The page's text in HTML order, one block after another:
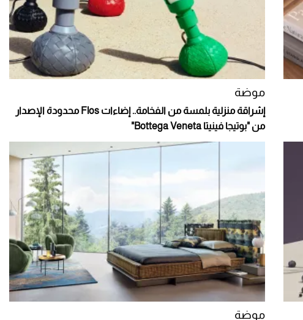
موضة
إشراقة منزلية بلمسة من الفخامة.. إضاءات Flos محدودة الإصدار
من "بوتيجا فينيتا Bottega Veneta"
موضة